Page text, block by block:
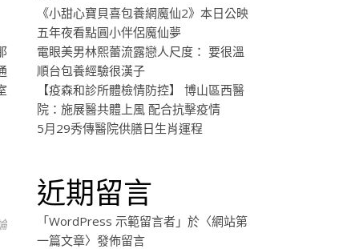
《小甜心寶貝喜包養網魔仙2》本日公映
五年夜看點圓小伴侶魔仙夢
電眼美男林熙蕾流露戀人尺度： 要很溫
順台包養經驗很漢子
【疫森和診所體檢情防控】 博山區西醫
院：施展醫共體上風 配合抗擊疫情
5月29秀傳醫院供膳日生肖運程
近期留言
「WordPress 示範留言者 」於〈網站第
一篇文章〉發佈留言